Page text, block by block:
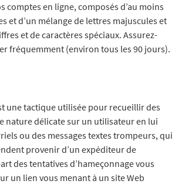
comptes en ligne, composés d’au moins
et d’un mélange de lettres majuscules et
et de caractères spéciaux. Assurez-
fréquemment (environ tous les 90 jours).
une tactique utilisée pour recueillir des
nature délicate sur un utilisateur en lui
ou des messages textes trompeurs, qui
provenir d’un expéditeur de
des tentatives d’hameçonnage vous
un lien vous menant à un site Web